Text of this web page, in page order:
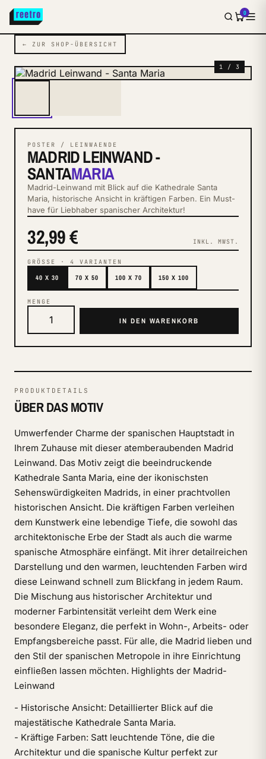
0
← ZUR SHOP-ÜBERSICHT
1 / 3
POSTER / LEINWAENDE
MADRID LEINWAND -
SANTAMARIA
Madrid-Leinwand mit Blick auf die Kathedrale Santa
Maria, historische Ansicht in kräftigen Farben. Ein Must-
have für Liebhaber spanischer Architektur!
32,99 € INKL. MWST.
GRÖSSE · 4 VARIANTEN
40 X 30 70 X 50 100 X 70 150 X 100
MENGE
IN DEN WARENKORB
PRODUKTDETAILS
ÜBER DAS MOTIV
Umwerfender Charme der spanischen Hauptstadt in
Ihrem Zuhause mit dieser atemberaubenden Madrid
Leinwand. Das Motiv zeigt die beeindruckende
Kathedrale Santa Maria, eine der ikonischsten
Sehenswürdigkeiten Madrids, in einer prachtvollen
historischen Ansicht. Die kräftigen Farben verleihen
dem Kunstwerk eine lebendige Tiefe, die sowohl das
architektonische Erbe der Stadt als auch die warme
spanische Atmosphäre einfängt. Mit ihrer detailreichen
Darstellung und den warmen, leuchtenden Farben wird
diese Leinwand schnell zum Blickfang in jedem Raum.
Die Mischung aus historischer Architektur und
moderner Farbintensität verleiht dem Werk eine
besondere Eleganz, die perfekt in Wohn-, Arbeits- oder
Empfangsbereiche passt. Für alle, die Madrid lieben und
den Stil der spanischen Metropole in ihre Einrichtung
einfließen lassen möchten. Highlights der Madrid-
Leinwand
- Historische Ansicht: Detaillierter Blick auf die
majestätische Kathedrale Santa Maria.
- Kräftige Farben: Satt leuchtende Töne, die die
Architektur und die spanische Kultur perfekt zur